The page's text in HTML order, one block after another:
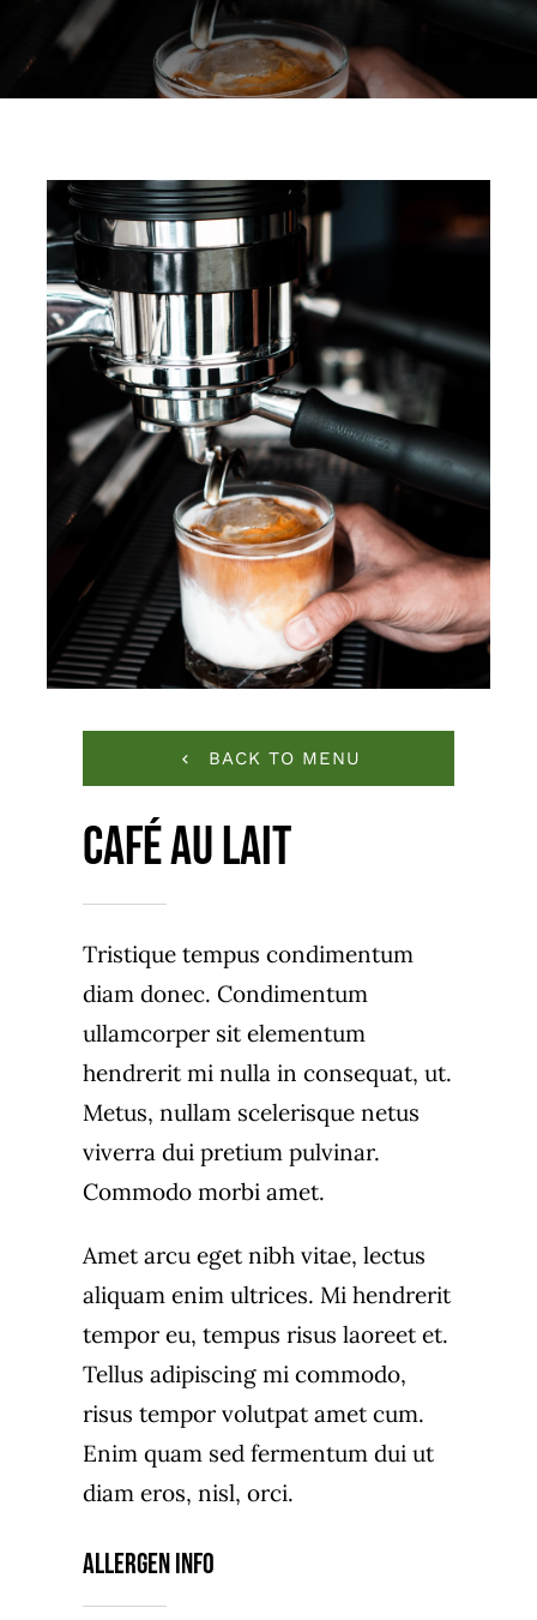
BACK TO MENU
Café Au Lait
Tristique tempus condimentum
diam donec. Condimentum
ullamcorper sit elementum
hendrerit mi nulla in consequat, ut.
Metus, nullam scelerisque netus
viverra dui pretium pulvinar.
Commodo morbi amet.
Amet arcu eget nibh vitae, lectus
aliquam enim ultrices. Mi hendrerit
tempor eu, tempus risus laoreet et.
Tellus adipiscing mi commodo,
risus tempor volutpat amet cum.
Enim quam sed fermentum dui ut
diam eros, nisl, orci.
Allergen Info